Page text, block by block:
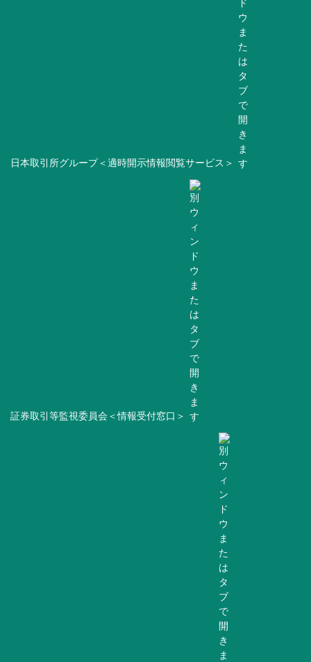
日本取引所グループ＜適時開示情報閲覧サービス＞
証券取引等監視委員会＜情報受付窓口＞